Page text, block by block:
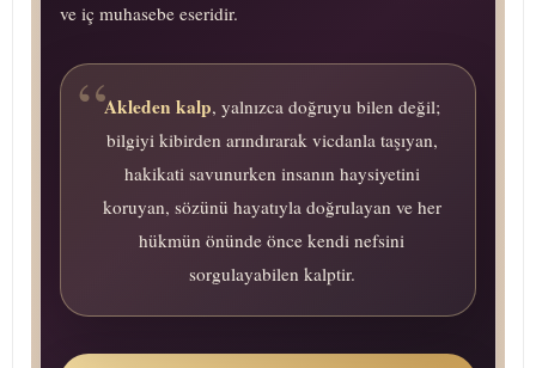
ve iç mu­ha­se­be eseridir.
Akleden kalp, yalnızca doğruyu bilen değil;
bilgiyi kibirden arındırarak vicdanla taşıyan,
hakikati savunurken insanın haysiyetini
koruyan, sözünü hayatıyla doğrulayan ve her
hükmün önünde önce kendi nefsini
sorgulayabilen kalptir.